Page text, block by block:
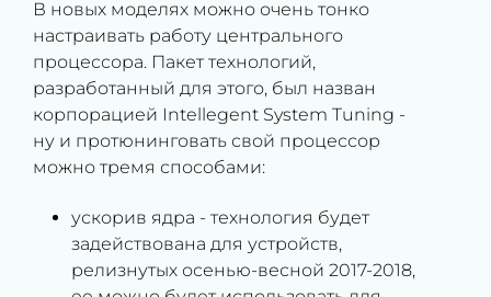
В новых моделях можно очень тонко
настраивать работу центрального
процессора. Пакет технологий,
разработанный для этого, был назван
корпорацией Intellegent System Tuning -
ну и протюнинговать свой процессор
можно тремя способами:
ускорив ядра - технология будет
задействована для устройств,
релизнутых осенью-весной 2017-2018,